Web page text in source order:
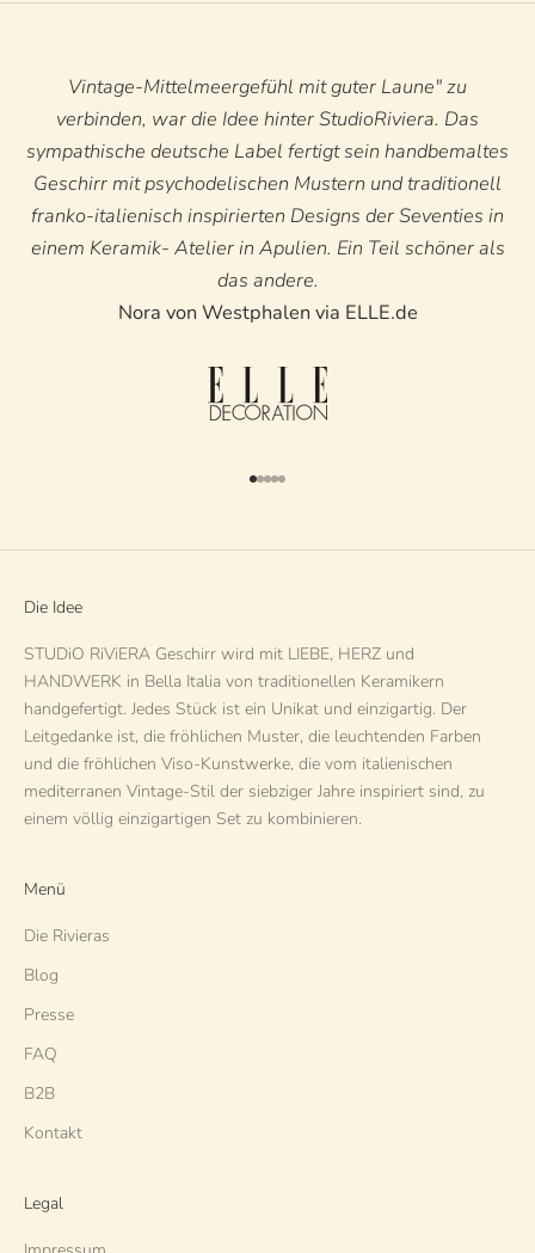
Vintage-Mittelmeergefühl mit guter Laune" zu
verbinden, war die Idee hinter StudioRiviera. Das
sympathische deutsche Label fertigt sein handbemaltes
Geschirr mit psychodelischen Mustern und traditionell
franko-italienisch inspirierten Designs der Seventies in
einem Keramik- Atelier in Apulien. Ein Teil schöner als
das andere.
Nora von Westphalen via ELLE.de
Gehe zu Element 1
Gehe zu Element 2
Gehe zu Element 3
Gehe zu Element 4
Gehe zu Element 5
Die Idee
STUDiO RiViERA Geschirr wird mit LIEBE, HERZ und
HANDWERK in Bella Italia von traditionellen Keramikern
handgefertigt. Jedes Stück ist ein Unikat und einzigartig. Der
Leitgedanke ist, die fröhlichen Muster, die leuchtenden Farben
und die fröhlichen Viso-Kunstwerke, die vom italienischen
mediterranen Vintage-Stil der siebziger Jahre inspiriert sind, zu
einem völlig einzigartigen Set zu kombinieren.
Menü
Die Rivieras
Blog
Presse
FAQ
B2B
Kontakt
Legal